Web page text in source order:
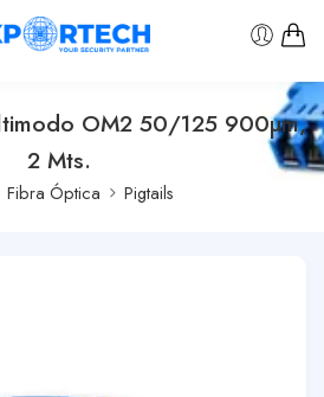
OM2 50/125 900µm,
2 Mts.
Fibra Óptica Pigtails